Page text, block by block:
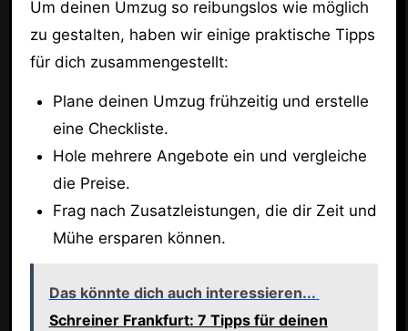
Um deinen Umzug so reibungslos wie möglich
zu gestalten, haben wir einige praktische Tipps
für dich zusammengestellt:
Plane deinen Umzug frühzeitig und erstelle
eine Checkliste.
Hole mehrere Angebote ein und vergleiche
die Preise.
Frag nach Zusatzleistungen, die dir Zeit und
Mühe ersparen können.
Das könnte dich auch interessieren...
Schreiner Frankfurt: 7 Tipps für deinen